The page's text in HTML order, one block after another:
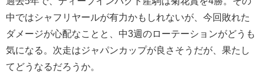
中ではシャフリヤールが有力かもしれないが、今回敗れた
ダメージが心配なことと、中3週のローテーションがどうも
気になる。次走はジャパンカップが良さそうだが、果たし
てどうなるだろうか。